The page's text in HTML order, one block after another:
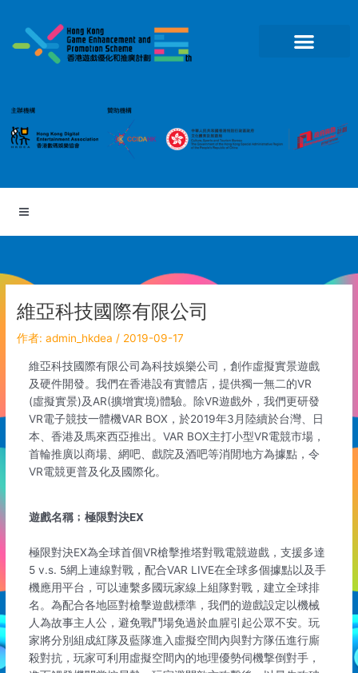
維亞科技國際有限公司
作者:admin_hkdea/ 2019-09-17
維亞科技國際有限公司為科技娛樂公司，創作虛擬實景遊戲
及硬件開發。我們在香港設有實體店，提供獨一無二的VR
(虛擬實景)及AR(擴增實境)體驗。除VR遊戲外，我們更研發
VR電子競技一體機VAR BOX，於2019年3月陸續於台灣、日
本、香港及馬來西亞推出。VAR BOX主打小型VR電競市場，
首輪推廣以商場、網吧、戲院及酒吧等消閒地方為據點，令
VR電競更普及化及國際化。
遊戲名稱﹔極限對決EX
極限對決EX為全球首個VR槍擊推塔對戰電競遊戲，支援多達
5 v.s. 5網上連線對戰，配合VAR LIVE在全球多個據點以及手
機應用平台，可以連繫多國玩家線上組隊對戰，建立全球排
名。為配合各地區對槍擊遊戲標準，我們的遊戲設定以機械
人為故事主人公，避免戰鬥場免過於血腥引起公眾不安。玩
家將分別組成紅隊及藍隊進入虛擬空間內與對方隊伍進行廝
殺對抗，玩家可利用虛擬空間內的地理優勢伺機撃倒對手，